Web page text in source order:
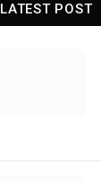
LATEST POST